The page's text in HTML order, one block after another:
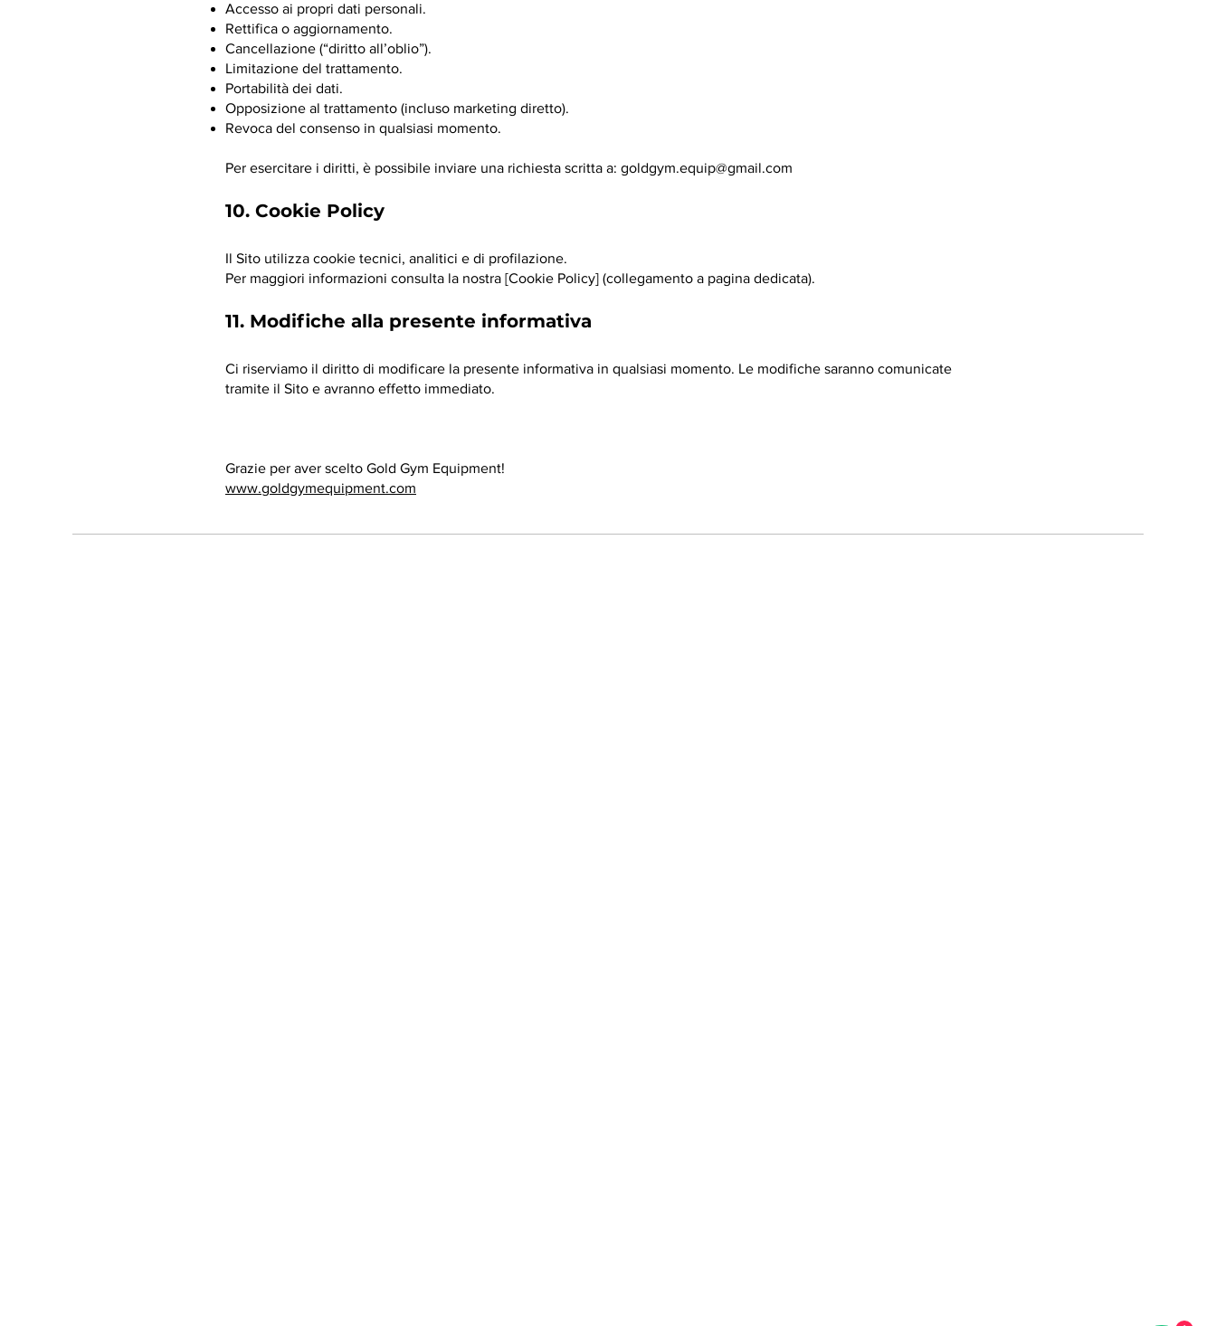
Accesso ai propri dati personali.
Rettifica o aggiornamento.
Cancellazione (“diritto all’oblio”).
Limitazione del trattamento.
Portabilità dei dati.
Opposizione al trattamento (incluso marketing diretto).
Revoca del consenso in qualsiasi momento.
Per esercitare i diritti, è possibile inviare una richiesta scritta a: goldgym.equip@gmail.com
10. Cookie Policy
Il Sito utilizza cookie tecnici, analitici e di profilazione.
Per maggiori informazioni consulta la nostra [Cookie Policy] (collegamento a pagina dedicata).
11. Modifiche alla presente informativa
Ci riserviamo il diritto di modificare la presente informativa in qualsiasi momento. Le modifiche saranno comunicate
tramite il Sito e avranno effetto immediato.
Grazie per aver scelto Gold Gym Equipment!
www.goldgymequipment.com